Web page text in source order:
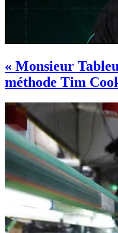
« Monsieur
méthode Tim